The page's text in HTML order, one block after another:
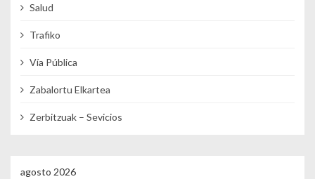
Salud
Trafiko
Vía Pública
Zabalortu Elkartea
Zerbitzuak – Sevicios
agosto 2026